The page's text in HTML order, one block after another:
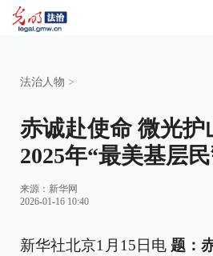
法治人物 >
赤诚赴使命 微光
2025年“最美基层
来源： 新华网
2026-01-16 10:40
新华社北京1月15日电 题：